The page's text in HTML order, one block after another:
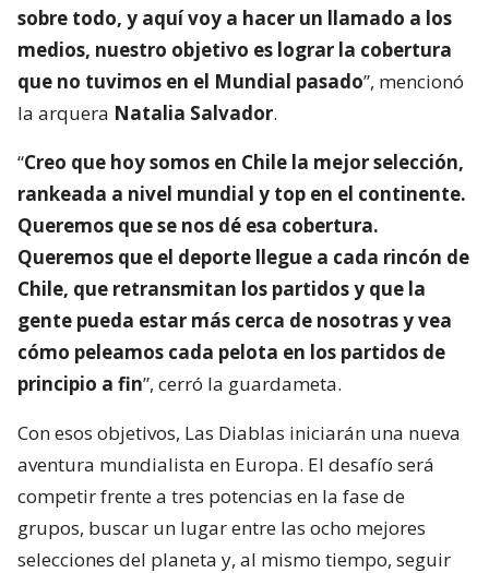
sobre todo, y aquí voy a hacer un llamado a los
medios, nuestro objetivo es lograr la cobertura
que no tuvimos en el Mundial pasado”, mencionó
la arquera Natalia Salvador.
“Creo que hoy somos en Chile la mejor selección,
rankeada a nivel mundial y top en el continente.
Queremos que se nos dé esa cobertura.
Queremos que el deporte llegue a cada rincón de
Chile, que retransmitan los partidos y que la
gente pueda estar más cerca de nosotras y vea
cómo peleamos cada pelota en los partidos de
principio a fin”, cerró la guardameta.
Con esos objetivos, Las Diablas iniciarán una nueva
aventura mundialista en Europa. El desafío será
competir frente a tres potencias en la fase de
grupos, buscar un lugar entre las ocho mejores
selecciones del planeta y, al mismo tiempo, seguir